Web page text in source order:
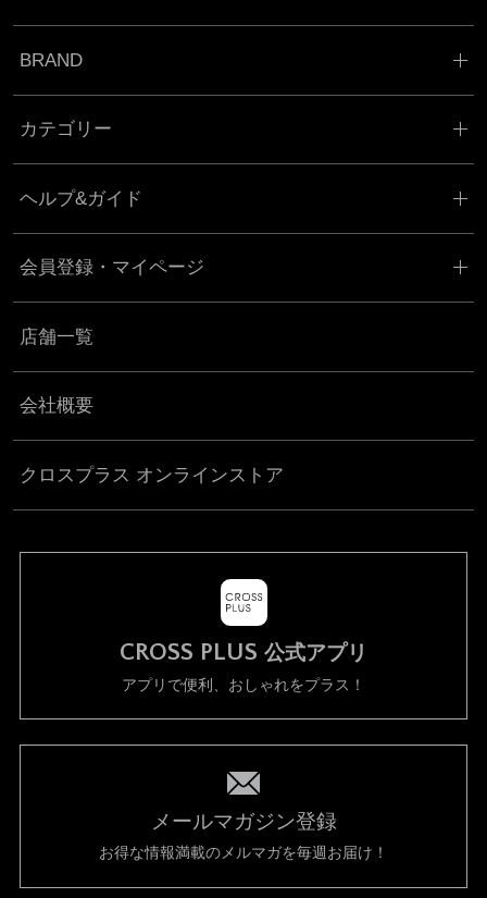
BRAND
カテゴリー
ヘルプ&ガイド
会員登録・マイページ
店舗一覧
会社概要
クロスプラス オンラインストア
CROSS PLUS 公式アプリ
アプリで便利、おしゃれをプラス！
メールマガジン登録
お得な情報満載のメルマガを毎週お届け！